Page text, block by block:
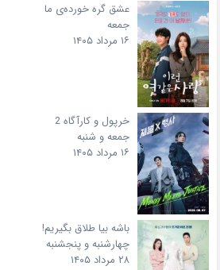
عشق گره خورده‌ی ما
جمعه
۱۶ مرداد ۱۴۰۵
خرپول و کارآگاه 2
جمعه و شنبه
۱۶ مرداد ۱۴۰۵
باشه بیا طلاق بگیریم!
چهارشنبه و پنجشنبه
۲۸ مرداد ۱۴۰۵